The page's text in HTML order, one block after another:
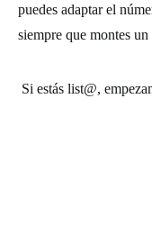
puedes adaptar el
siempre que montes
Si estás list@,